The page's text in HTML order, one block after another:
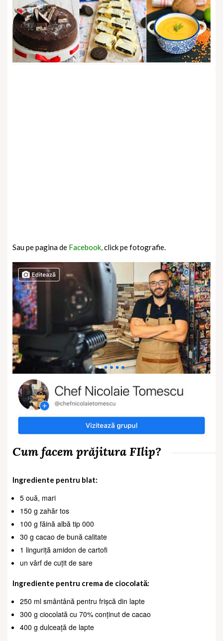
Sau pe pagina de Facebook,click pe fotografie.
Cum facem prăjitura FIlip?
Ingrediente pentru blat:
5 ouă, mari
150 g zahăr tos
100 g făină albă tip 000
30 g cacao de bună calitate
1 linguriță amidon de cartofi
un vârf de cuțit de sare
Ingrediente pentru crema de ciocolată:
250 ml smântână pentru frișcă din lapte
300 g ciocolată cu 70% conținut de cacao
400 g dulceață de lapte